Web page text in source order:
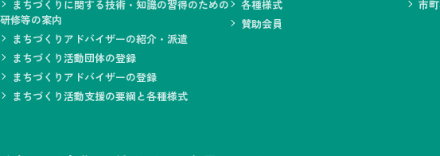
まちづくりに関する技術・知識の習得のための
研修等の案内
まちづくりアドバイザーの紹介・派遣
まちづくり活動団体の登録
まちづくりアドバイザーの登録
まちづくり活動支援の要綱と各種様式
各種様式
賛助会員
市